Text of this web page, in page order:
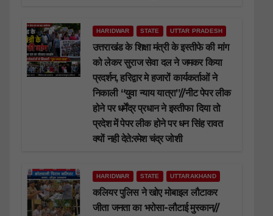
HARIDWAR STATE UTTAR PRADESH
उत्तराखंड के शिक्षा मंत्री के इस्तीफे की मांग
को लेकर सुराज सेवा दल ने जमकर किया
प्रदर्शन, हरिद्वार मे हजारों कार्यकर्ताओं ने
निकाली “युवा न्याय यात्रा”//नीट पेपर लीक
होने पर धर्मेंद्र प्रधान ने इस्तीफा दिया तो
प्रदेश में पेपर लीक होने पर धन सिंह रावत
क्यों नही देते:रमेश चंद्र जोशी
HARIDWAR STATE UTTARAKHAND
कलियर पुलिस ने खोए मोबाइल लौटाकर
जीता जनता का भरोसा-लौटाई मुस्कान//